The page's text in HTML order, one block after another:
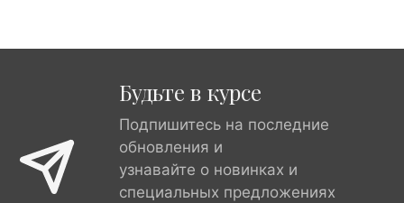
Будьте в курсе
Подпишитесь на последние
обновления и
узнавайте о новинках и
специальных предложениях